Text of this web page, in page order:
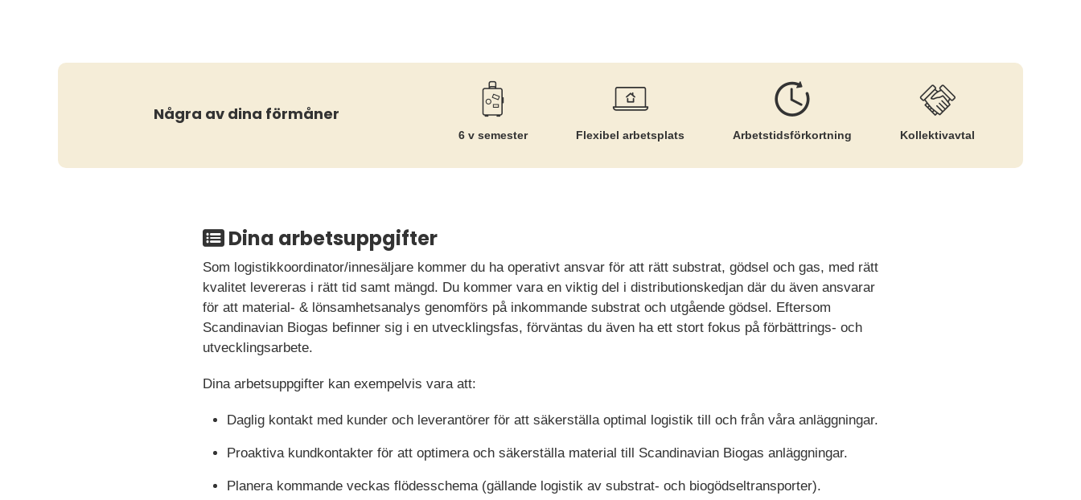
Några av dina förmåner
6 v semester Flexibel arbetsplats Arbetstids­förkortning Kollektiv­avtal
Dina arbetsuppgifter
Som logistikkoordinator/innesäljare kommer du ha operativt ansvar för att rätt substrat, gödsel och gas, med rätt
kvalitet levereras i rätt tid samt mängd. Du kommer vara en viktig del i distributionskedjan där du även ansvarar
för att material- & lönsamhetsanalys genomförs på inkommande substrat och utgående gödsel. Eftersom
Scandinavian Biogas befinner sig i en utvecklingsfas, förväntas du även ha ett stort fokus på förbättrings- och
utvecklingsarbete.
Dina arbetsuppgifter kan exempelvis vara att:
Daglig kontakt med kunder och leverantörer för att säkerställa optimal logistik till och från våra anläggningar.
Proaktiva kundkontakter för att optimera och säkerställa material till Scandinavian Biogas anläggningar.
Planera kommande veckas flödesschema (gällande logistik av substrat- och biogödseltransporter).